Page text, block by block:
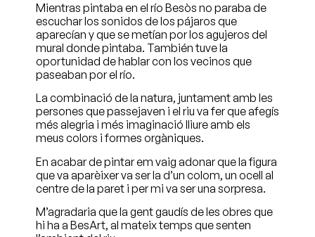
Mientras pintaba en el río Besòs no paraba de
escuchar los sonidos de los pájaros que
aparecían y que se metían por los agujeros del
mural donde pintaba. También tuve la
oportunidad de hablar con los vecinos que
paseaban por el río.
La combinació de la natura, juntament amb les
persones que passejaven i el riu va fer que afegís
més alegria i més imaginació lliure amb els
meus colors i formes orgàniques.
En acabar de pintar em vaig adonar que la figura
que va aparèixer va ser la d’un colom, un ocell al
centre de la paret i per mi va ser una sorpresa.
M’agradaria que la gent gaudís de les obres que
hi ha a BesArt, al mateix temps que senten